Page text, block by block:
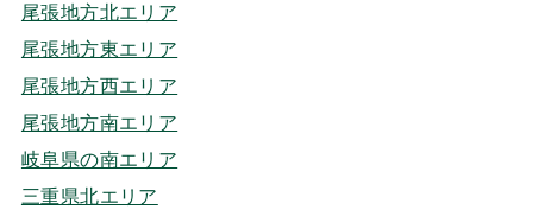
尾張地方北エリア
尾張地方東エリア
尾張地方西エリア
尾張地方南エリア
岐阜県の南エリア
三重県北エリア